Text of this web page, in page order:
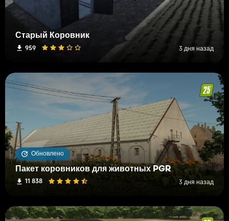
Старый Коровник
959 3 дня назад
Обновлено
Пакет коровников для животных PGR
11 838 3 дня назад